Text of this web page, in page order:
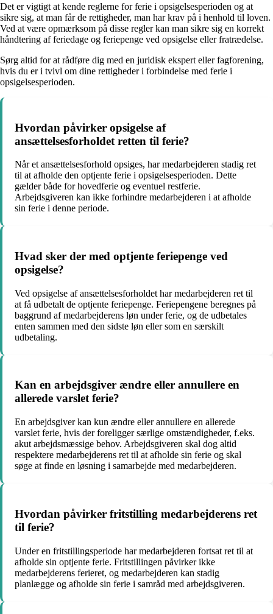
Det er vigtigt at kende reglerne for ferie i opsigelsesperioden og at
sikre sig, at man får de rettigheder, man har krav på i henhold til loven.
Ved at være opmærksom på disse regler kan man sikre sig en korrekt
håndtering af feriedage og feriepenge ved opsigelse eller fratrædelse.
Sørg altid for at rådføre dig med en juridisk ekspert eller fagforening,
hvis du er i tvivl om dine rettigheder i forbindelse med ferie i
opsigelsesperioden.
Hvordan påvirker opsigelse af
ansættelsesforholdet retten til ferie?
Når et ansættelsesforhold opsiges, har medarbejderen stadig ret
til at afholde den optjente ferie i opsigelsesperioden. Dette
gælder både for hovedferie og eventuel restferie.
Arbejdsgiveren kan ikke forhindre medarbejderen i at afholde
sin ferie i denne periode.
Hvad sker der med optjente feriepenge ved
opsigelse?
Ved opsigelse af ansættelsesforholdet har medarbejderen ret til
at få udbetalt de optjente feriepenge. Feriepengene beregnes på
baggrund af medarbejderens løn under ferie, og de udbetales
enten sammen med den sidste løn eller som en særskilt
udbetaling.
Kan en arbejdsgiver ændre eller annullere en
allerede varslet ferie?
En arbejdsgiver kan kun ændre eller annullere en allerede
varslet ferie, hvis der foreligger særlige omstændigheder, f.eks.
akut arbejdsmæssige behov. Arbejdsgiveren skal dog altid
respektere medarbejderens ret til at afholde sin ferie og skal
søge at finde en løsning i samarbejde med medarbejderen.
Hvordan påvirker fritstilling medarbejderens ret
til ferie?
Under en fritstillingsperiode har medarbejderen fortsat ret til at
afholde sin optjente ferie. Fritstillingen påvirker ikke
medarbejderens ferieret, og medarbejderen kan stadig
planlægge og afholde sin ferie i samråd med arbejdsgiveren.